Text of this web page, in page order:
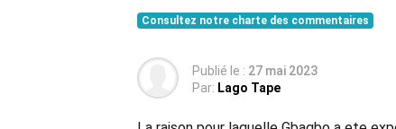
Consultez notre charte des commentaires
Publié le : 27 mai 2023
Par: Lago Tape